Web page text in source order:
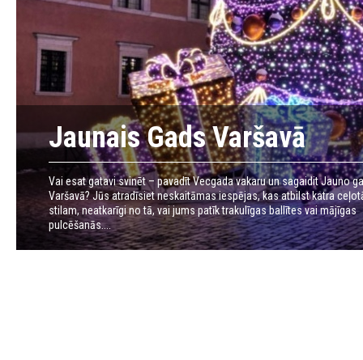
Jaunais Gads Varšavā
Vai esat gatavi svinēt – pavadīt Vecgada vakaru un sagaidit Jauno
Varšavā? Jūs atradīsiet neskaitāmas iespējas, kas atbilst katra
stilam, neatkarīgi no tā, vai jums patīk trakulīgas ballītes vai mājīgas
pulcēšanās....